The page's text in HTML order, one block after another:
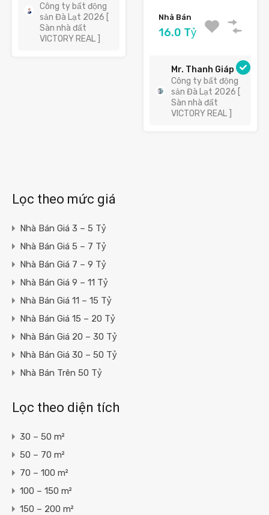
Công ty bất động
sản Đà Lạt 2026 [
Sàn nhà đất
VICTORY REAL ]
Nhà Bán
16.0 Tỷ
Mr. Thanh Giáp
Công ty bất động
sản Đà Lạt 2026 [
Sàn nhà đất
VICTORY REAL ]
Lọc theo mức giá
Nhà Bán Giá 3 – 5 Tỷ
Nhà Bán Giá 5 – 7 Tỷ
Nhà Bán Giá 7 – 9 Tỷ
Nhà Bán Giá 9 – 11 Tỷ
Nhà Bán Giá 11 – 15 Tỷ
Nhà Bán Giá 15 – 20 Tỷ
Nhà Bán Giá 20 – 30 Tỷ
Nhà Bán Giá 30 – 50 Tỷ
Nhà Bán Trên 50 Tỷ
Lọc theo diện tích
30 – 50 m²
50 – 70 m²
70 – 100 m²
100 – 150 m²
150 – 200 m²